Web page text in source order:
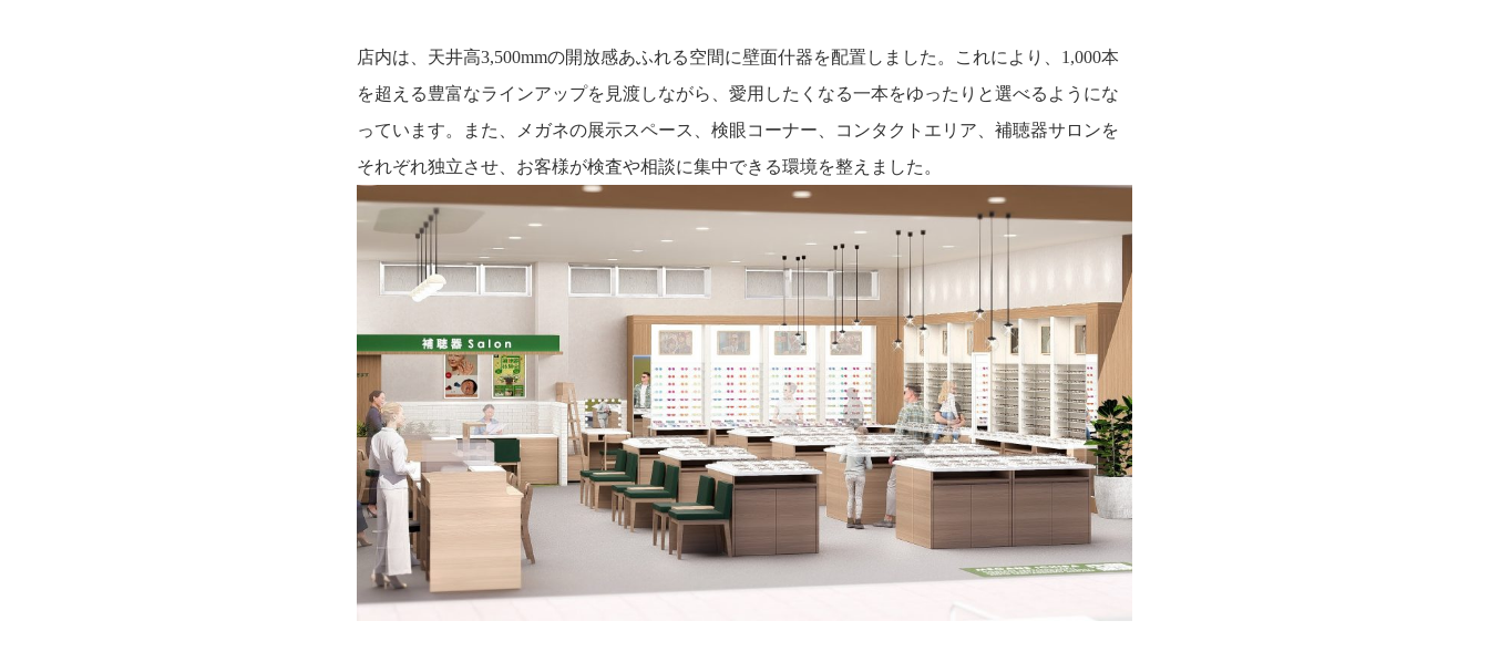
店内は、天井高3,500mmの開放感あふれる空間に壁面什器を配置しました。これにより、1,000本
を超える豊富なラインアップを見渡しながら、愛用したくなる一本をゆったりと選べるようにな
っています。また、メガネの展示スペース、検眼コーナー、コンタクトエリア、補聴器サロンを
それぞれ独立させ、お客様が検査や相談に集中できる環境を整えました。